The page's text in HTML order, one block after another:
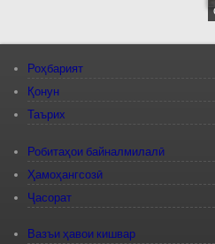
Роҳбарият
Қонун
Таърих
Робитаҳои байналмилалӣ
Ҳамоҳангсозӣ
Ҷасорат
Вазъи ҳавои кишвар